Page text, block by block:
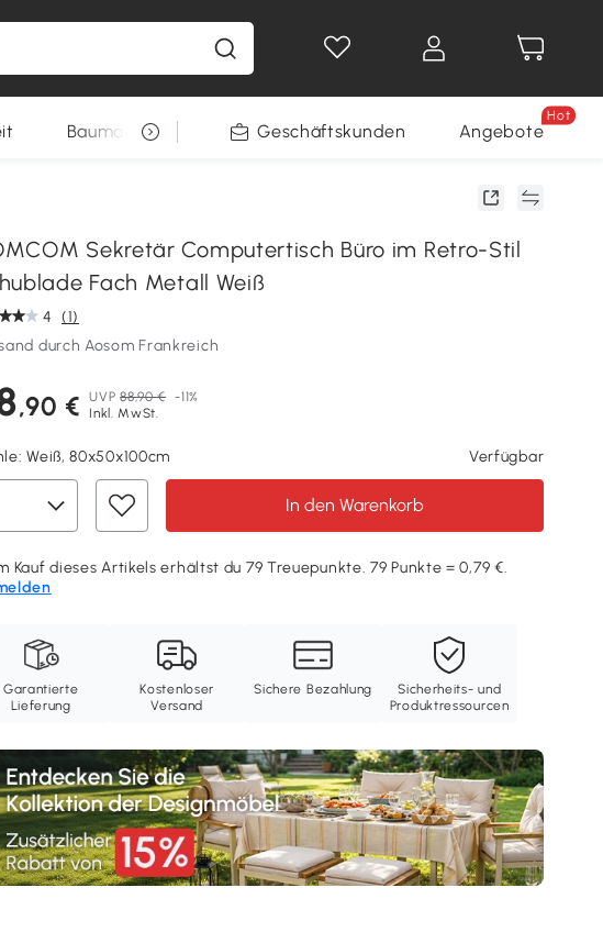
Gewinnspiele
Baumarkt RestpostenGeschäftskunden Angebote
Hot
Sekretär Computertisch Büro im Retro-Stil
Fach Metall Weiß
4 (1)
durch Aosom Frankreich
,90 € UVP 88,90 € -11%
Inkl. MwSt.
Weiß, 80x50x100cm Verfügbar
In den Warenkorb
Kauf dieses Artikels erhältst du 79 Treuepunkte. 79 Punkte = 0,79 €.
Garantierte
Lieferung
Kostenloser
Versand
Sichere Bezahlung
Sicherheits- und
Produktressourcen